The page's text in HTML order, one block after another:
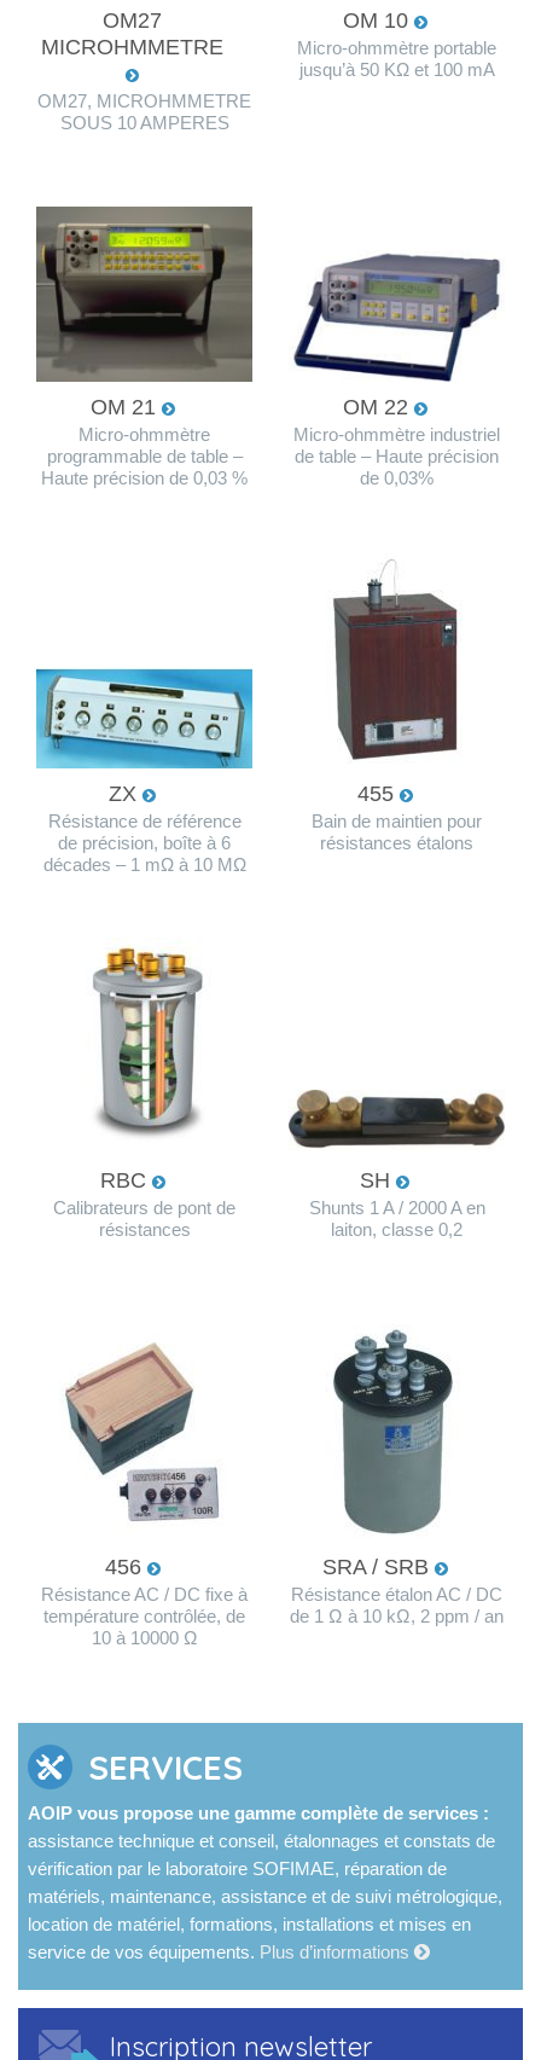
OM27
MICROHMMETRE
OM27, MICROHMMETRE
SOUS 10 AMPERES
OM 10
Micro-ohmmètre portable
jusqu’à 50 KΩ et 100 mA
OM 21
Micro-ohmmètre
programmable de table –
Haute précision de 0,03 %
OM 22
Micro-ohmmètre industriel
de table – Haute précision
de 0,03%
ZX
Résistance de référence
de précision, boîte à 6
décades – 1 mΩ à 10 MΩ
455
Bain de maintien pour
résistances étalons
RBC
Calibrateurs de pont de
résistances
SH
Shunts 1 A / 2000 A en
laiton, classe 0,2
456
Résistance AC / DC fixe à
température contrôlée, de
10 à 10000 Ω
SRA / SRB
Résistance étalon AC / DC
de 1 Ω à 10 kΩ, 2 ppm / an
SERVICES
AOIP vous propose une gamme complète de services :
assistance technique et conseil, étalonnages et constats de
vérification par le laboratoire SOFIMAE, réparation de
matériels, maintenance, assistance et de suivi métrologique,
location de matériel, formations, installations et mises en
service de vos équipements. Plus d’informations
Inscription newsletter